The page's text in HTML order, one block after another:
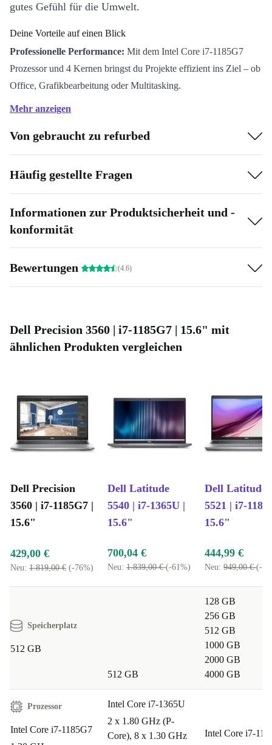
gutes Gefühl für die Umwelt.
Deine Vorteile auf einen Blick
Professionelle Performance: Mit dem Intel Core i7-1185G7
Prozessor und 4 Kernen bringst du Projekte effizient ins Ziel – ob
Office, Grafikbearbeitung oder Multitasking.
Großes 15,6” Full HD-Display:
Hz Bildwiederholrate sorgt für flüssige Bilder.
Grafikpower für Kreative:Die Nvidia T500 Mobile
Grafikkarte mit 2 GB GDDR6 hebt deine Bild- und
schnelle USB-A 3.0-Ports, HDMI 2.0, LAN, Audio in/out und
ergonomischer Tastatur tippst du bequem auch längere Texte.
Zuverlässig refurbished:Jeder Dell Precision 3560 wird bei
Funktionsfähigkeit getestet. Das bedeutet: Du bekommst einen
Laptop, der zuverlässig läuft und dabei ressourcenschonend ist.
Nachhaltig arbeiten, clever sparen
3560 entscheidest du dich für eine nachhaltigere
Alternative. Du verlängerst den Lebenszyklus
hochwertiger Technik – und das ganz ohne
Kompromisse bei Qualität oder Sicherheit.
Kann ich mit dem Dell Precision 3560 mobil
arbeiten?
Klar! Mit seinem schlanken Gehäuse und nur
ist ideal für unterwegs.
Definitiv. Die integrierte Webcam
sorgt für professionelle Meetings, während die
zahlreichen Anschlüsse dir flexible Verbindungen zu
Monitor, Headset und externer Festplatte ermöglichen.
Bildbearbeitung aus?
Grafikkarte bietet dir genügend Leistung für
Mehr anzeigen
Von gebraucht zu refurbed
Häufig gestellte Fragen
Informationen zur Produktsicherheit und -
konformität
Bewertungen (4.6)
Dell Precision 3560 | i7-1185G7 | 15.6" mit
ähnlichen Produkten vergleichen
Dell Precision
3560 | i7-1185G7 |
15.6"
Dell Latitude
5540 | i7-1365U |
15.6"
Dell Latitude
5521 | i7-
15.6"
429,00 €
Neu: 1.819,00 € (-76%)
700,04 €
Neu: 1.839,00 €(-61%)
444,99 €
Neu: 949,00 €(-
Speicherplatz
512 GB
512 GB
128 GB
256 GB
512 GB
1000 GB
2000 GB
4000 GB
Prozessor
Intel Core i7-1185G7
Intel Core i7-1365U
2 x 1.80 GHz (P-
Core), 8 x 1.30 GHz
Intel Core i7-